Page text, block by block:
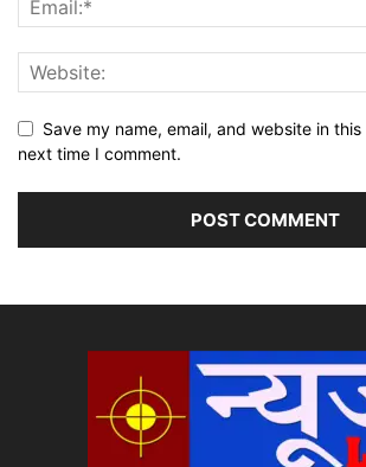
Save my name, email, and website in
next time I comment.